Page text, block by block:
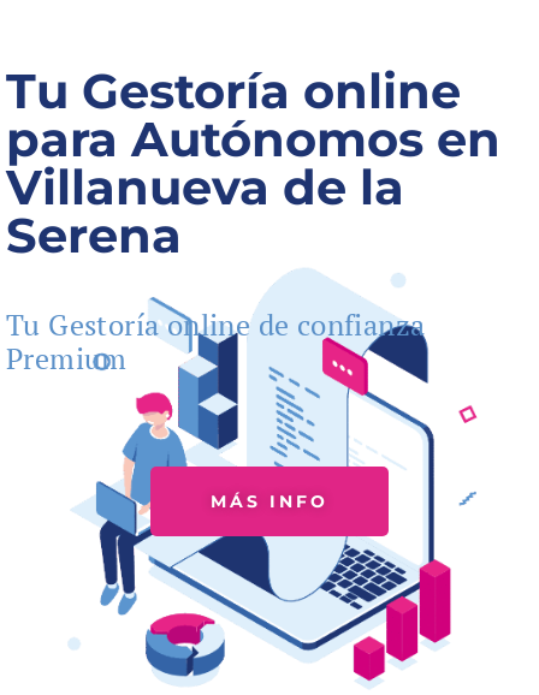
Tu Gestoría online
para Autónomos en
Villanueva de la
Serena
Tu Gestoría online de confianza
Premium
MÁS INFO